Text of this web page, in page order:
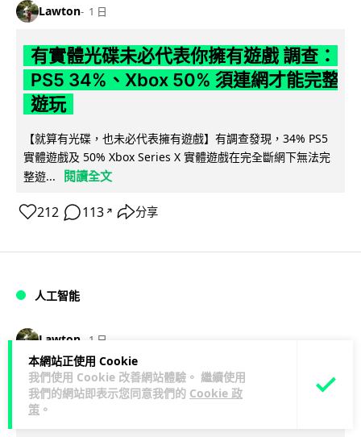
本網站正使用 Cookie
我們使用 Cookie 改善網站體驗。 繼續使用
我們的網站即表示您同意我們的 Cookie 政
策 。
Lawton 1 日
有實體光碟未必代表你擁有遊戲 調查：
PS5 34%、Xbox 50% 須連網才能完整
遊玩
【就算有光碟，也未必代表擁有遊戲】有調查發現，34% PS5
實體遊戲及 50% Xbox Series X 實體遊戲在完全斷網下無法完
整遊...
閱讀全文
212 113 ↗ 分享
人工智能
Lawton 1 日
Elon Musk 稱 SpaceX Tesla 是地球最
強兩間硬件公司 「除了中國之外」